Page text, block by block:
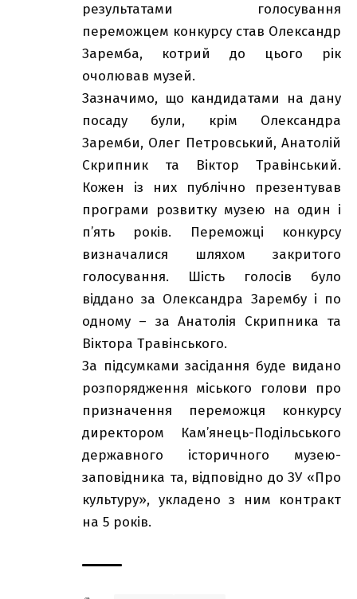
результатами голосування
переможцем конкурсу став Олександр
Заремба, котрий до цього рік
очолював музей.
Зазначимо, що кандидатами на дану
посаду були, крім Олександра
Заремби, Олег Петровський, Анатолій
Скрипник та Віктор Травінський.
Кожен із них публічно презентував
програми розвитку музею на один і
п’ять років. Переможці конкурсу
визначалися шляхом закритого
голосування. Шість голосів було
віддано за Олександра Зарембу і по
одному – за Анатолія Скрипника та
Віктора Травінського.
За підсумками засідання буде видано
розпорядження міського голови про
призначення переможця конкурсу
директором Кам’янець-Подільського
державного історичного музею-
заповідника та, відповідно до ЗУ «Про
культуру», укладено з ним контракт
на 5 років.